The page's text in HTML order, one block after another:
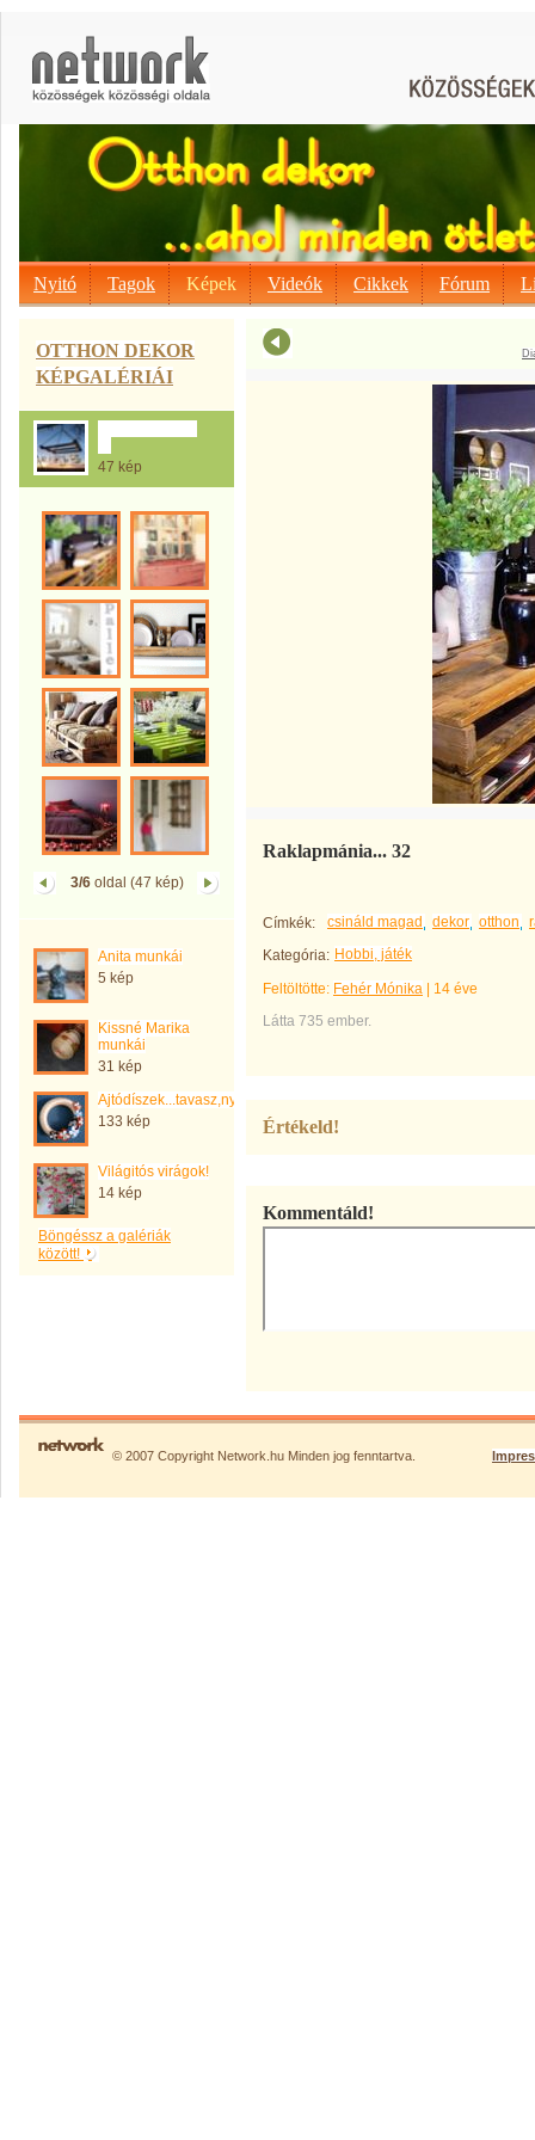
Nyitó Tagok Képek Videók Cikkek Fórum
OTTHON DEKOR
KÉPGALÉRIÁI
47 kép
3/6oldal (47 kép)
Anita munkái
5 kép
Kissné Marika
munkái
31 kép
Ajtódíszek...tavasz,nyár,ősz,tél,
133 kép
Világitós virágok!
14 kép
Böngéssz a galériák
között!
Raklapmánia... 32
Címkék: csináld magad dekor otthon
Kategória: Hobbi, játék
Feltöltötte: Fehér Mónika
14 éve
Látta 735 ember.
Értékeld!
Kommentáld!
© 2007 Copyright Network.hu Minden jog fenntartva.